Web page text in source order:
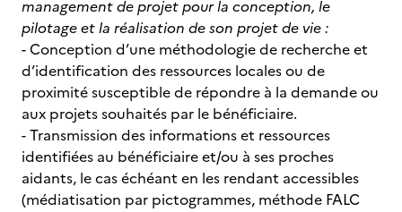
management de projet pour la conception, le
pilotage et la réalisation de son projet de vie :
- Conception d’une méthodologie de recherche et
d’identification des ressources locales ou de
proximité susceptible de répondre à la demande ou
aux projets souhaités par le bénéficiaire.
- Transmission des informations et ressources
identifiées au bénéficiaire et/ou à ses proches
aidants, le cas échéant en les rendant accessibles
(médiatisation par pictogrammes, méthode FALC